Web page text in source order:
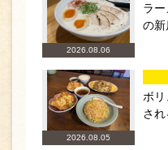
2026.08.06
ラ
の新
2026.08.05
ボ
され